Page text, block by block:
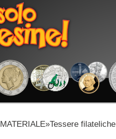
MATERIALE»Tessere filateliche